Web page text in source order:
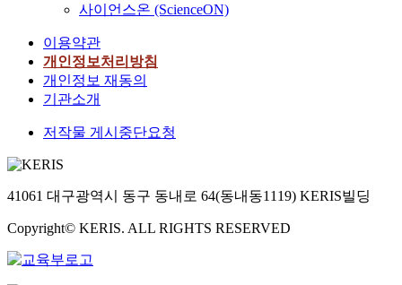
사이언스온 (ScienceON)
이용약관
개인정보처리방침
개인정보 재동의
기관소개
저작물 게시중단요청
41061 대구광역시 동구 동내로 64(동내동1119) KERIS빌딩
Copyright© KERIS. ALL RIGHTS RESERVED